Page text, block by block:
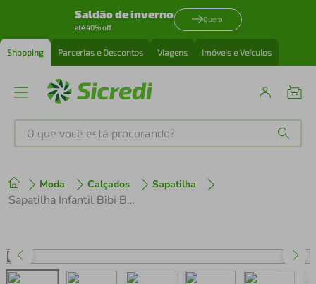
Saldão de inverno
até 40% off
Quero
Shopping Parcerias e Descontos Viagens Imóveis e Veículos
O que você está procurando?
Moda Calçados Sapatilha
Sapatilha Infantil Bibi Ballerina Basic Bege
1º tenis
perfume